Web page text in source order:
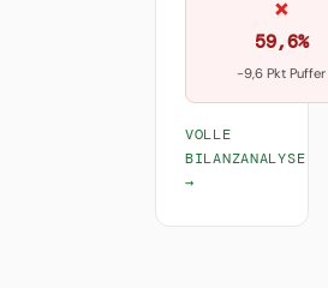
59,6%
-9,6 Pkt Puffer
VOLLE
BILANZANALYSE
→